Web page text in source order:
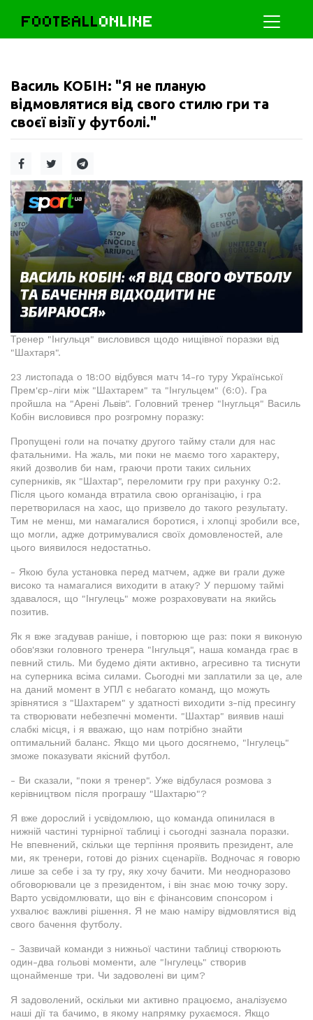
FOOTBALLONLINE
Василь КОБІН: "Я не планую
відмовлятися від свого стилю гри та
своєї візії у футболі."
Тренер "Інгульця" висловився щодо нищівної поразки від
"Шахтаря".
23 листопада о 18:00 відбувся матч 14-го туру Української
Прем'єр-ліги між "Шахтарем" та "Інгульцем" (6:0). Гра
пройшла на "Арені Львів". Головний тренер "Інугльця" Василь
Кобін висловився про розгромну поразку:
Пропущені голи на початку другого тайму стали для нас
фатальними. На жаль, ми поки не маємо того характеру,
який дозволив би нам, граючи проти таких сильних
суперників, як "Шахтар", переломити гру при рахунку 0:2.
Після цього команда втратила свою організацію, і гра
перетворилася на хаос, що призвело до такого результату.
Тим не менш, ми намагалися боротися, і хлопці зробили все,
що могли, адже дотримувалися своїх домовленостей, але
цього виявилося недостатньо.
- Якою була установка перед матчем, адже ви грали дуже
високо та намагалися виходити в атаку? У першому таймі
здавалося, що "Інгулець" може розраховувати на якийсь
позитив.
Як я вже згадував раніше, і повторюю ще раз: поки я виконую
обов'язки головного тренера "Інгульця", наша команда грає в
певний стиль. Ми будемо діяти активно, агресивно та тиснути
на суперника всіма силами. Сьогодні ми заплатили за це, але
на даний момент в УПЛ є небагато команд, що можуть
зрівнятися з "Шахтарем" у здатності виходити з-під пресингу
та створювати небезпечні моменти. "Шахтар" виявив наші
слабкі місця, і я вважаю, що нам потрібно знайти
оптимальний баланс. Якщо ми цього досягнемо, "Інгулець"
зможе показувати якісний футбол.
- Ви сказали, "поки я тренер". Уже відбулася розмова з
керівництвом після програшу "Шахтарю"?
Я вже дорослий і усвідомлюю, що команда опинилася в
нижній частині турнірної таблиці і сьогодні зазнала поразки.
Не впевнений, скільки ще терпіння проявить президент, але
ми, як тренери, готові до різних сценаріїв. Водночас я говорю
лише за себе і за ту гру, яку хочу бачити. Ми неодноразово
обговорювали це з президентом, і він знає мою точку зору.
Варто усвідомлювати, що він є фінансовим спонсором і
ухвалює важливі рішення. Я не маю наміру відмовлятися від
свого бачення футболу.
- Зазвичай команди з нижньої частини таблиці створюють
один-два гольові моменти, але "Інгулець" створив
щонайменше три. Чи задоволені ви цим?
Я задоволений, оскільки ми активно працюємо, аналізуємо
наші дії та бачимо, в якому напрямку рухаємося. Якщо